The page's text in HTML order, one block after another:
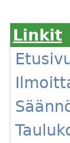
Linkit